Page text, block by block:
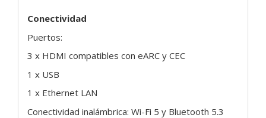
Conectividad
Puertos:
3 x HDMI compatibles con eARC y CEC
1 x USB
1 x Ethernet LAN
Conectividad inalámbrica: Wi-Fi 5 y Bluetooth 5.3